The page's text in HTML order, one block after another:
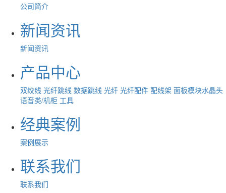
公司简介
新闻资讯
新闻资讯
产品中心
双绞线 光纤跳线 数据跳线 光纤 光纤配件 配线架 面板模块水晶头
语音类/机柜 工具
经典案例
案例展示
联系我们
联系我们